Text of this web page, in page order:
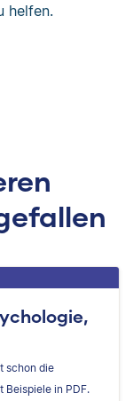
helfen.
schon die
Beispiele in PDF.